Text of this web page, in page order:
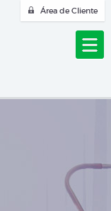
Área de Cliente